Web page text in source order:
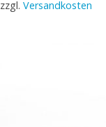
zzgl. Versandkosten